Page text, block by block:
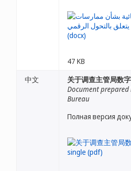
47 KB
中文
关于调查主管局数
Document
Bureau
Полная версия